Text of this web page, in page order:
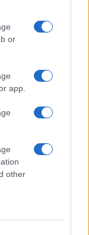
or
app.
other
scopri gli
la città